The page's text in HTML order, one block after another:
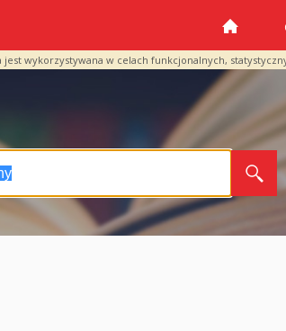
wykorzystywana w celach funkcjonalnych,